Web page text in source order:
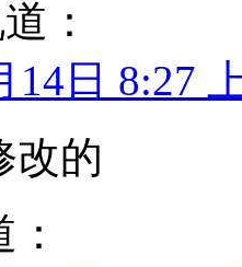
：
14日 8:27
改的